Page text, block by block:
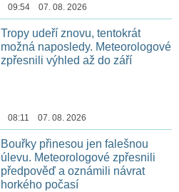
09:54 07. 08. 2026
Tropy udeří znovu, tentokrát
možná naposledy. Meteorologové
zpřesnili výhled až do září
08:11 07. 08. 2026
Bouřky přinesou jen falešnou
úlevu. Meteorologové zpřesnili
předpověď a oznámili návrat
horkého počasí